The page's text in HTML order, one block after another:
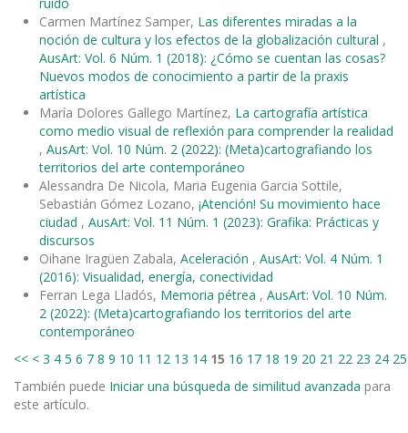
Carmen Martínez Samper, Las diferentes miradas a la
noción de cultura y los efectos de la globalización cultural ,
AusArt: Vol. 6 Núm. 1 (2018): ¿Cómo se cuentan las cosas?
Nuevos modos de conocimiento a partir de la praxis
artística
María Dolores Gallego Martínez, La cartografía artística
como medio visual de reflexión para comprender la realidad
, AusArt: Vol. 10 Núm. 2 (2022): (Meta)cartografiando los
territorios del arte contemporáneo
Alessandra De Nicola, Maria Eugenia Garcia Sottile,
Sebastián Gómez Lozano, ¡Atención! Su movimiento hace
ciudad , AusArt: Vol. 11 Núm. 1 (2023): Grafika: Prácticas y
discursos
Oihane Iragüen Zabala, Aceleración , AusArt: Vol. 4 Núm. 1
(2016): Visualidad, energía, conectividad
Ferran Lega Lladós, Memoria pétrea , AusArt: Vol. 10 Núm.
2 (2022): (Meta)cartografiando los territorios del arte
contemporáneo
<< < 3 4 5 6 7 8 9 10 11 12 13 14 15 16 17 18 19 20 21 22 23 24 25
También puede Iniciar una búsqueda de similitud avanzada para
este artículo.